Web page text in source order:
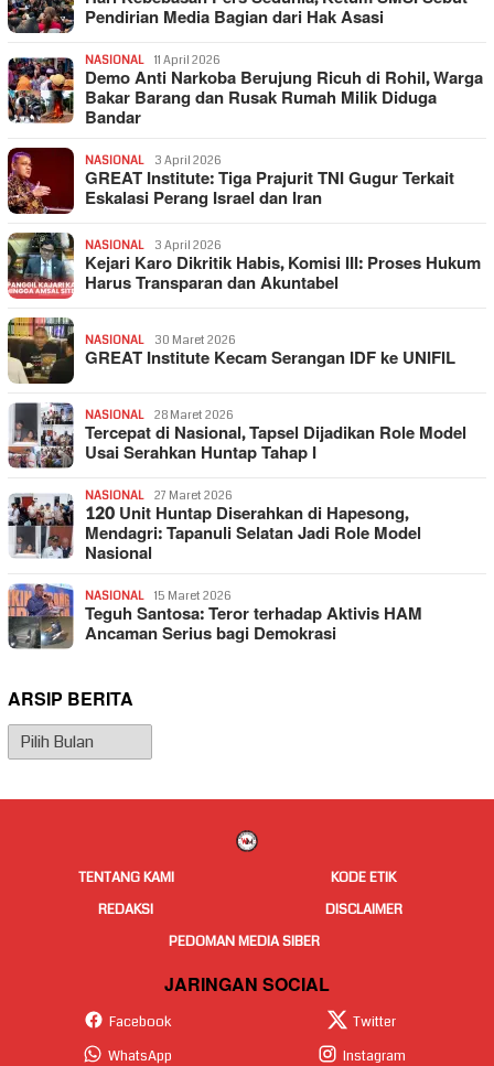
Pendirian Media Bagian dari Hak Asasi
NASIONAL 11 April 2026
Demo Anti Narkoba Berujung Ricuh di Rohil, Warga
Bakar Barang dan Rusak Rumah Milik Diduga
Bandar
NASIONAL 3 April 2026
GREAT Institute: Tiga Prajurit TNI Gugur Terkait
Eskalasi Perang Israel dan Iran
NASIONAL 3 April 2026
Kejari Karo Dikritik Habis, Komisi III: Proses Hukum
Harus Transparan dan Akuntabel
NASIONAL 30 Maret 2026
GREAT Institute Kecam Serangan IDF ke UNIFIL
NASIONAL 28 Maret 2026
Tercepat di Nasional, Tapsel Dijadikan Role Model
Usai Serahkan Huntap Tahap I
NASIONAL 27 Maret 2026
120 Unit Huntap Diserahkan di Hapesong,
Mendagri: Tapanuli Selatan Jadi Role Model
Nasional
NASIONAL 15 Maret 2026
Teguh Santosa: Teror terhadap Aktivis HAM
Ancaman Serius bagi Demokrasi
ARSIP BERITA
Arsip
Berita
TENTANG KAMI
KODE ETIK
REDAKSI
DISCLAIMER
PEDOMAN MEDIA SIBER
JARINGAN SOCIAL
Facebook
Twitter
WhatsApp
Instagram